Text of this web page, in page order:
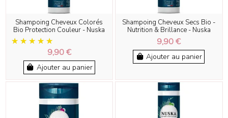
Shampoing Cheveux Colorés
Bio Protection Couleur - Nuska
9,90 €
Ajouter au panier
Shampoing Cheveux Secs Bio -
Nutrition & Brillance - Nuska
9,90 €
Ajouter au panier